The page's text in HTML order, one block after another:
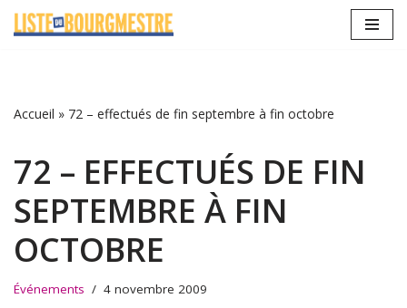
Accueil » 72 – effectués de fin septembre à fin octobre
72 – EFFECTUÉS DE FIN
SEPTEMBRE À FIN
OCTOBRE
Événements 4 novembre 2009